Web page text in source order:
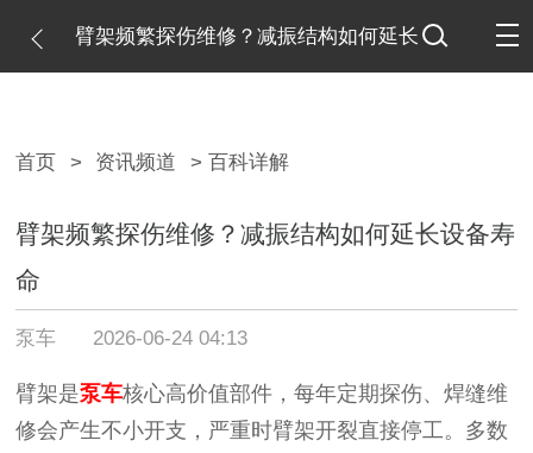
臂架频繁探伤维修？减振结构如何延长
首页 > 资讯频道 > 百科详解
臂架频繁探伤维修？减振结构如何延长设备寿
命
泵车 2026-06-24 04:13
臂架是泵车核心高价值部件，每年定期探伤、焊缝维
修会产生不小开支，严重时臂架开裂直接停工。多数